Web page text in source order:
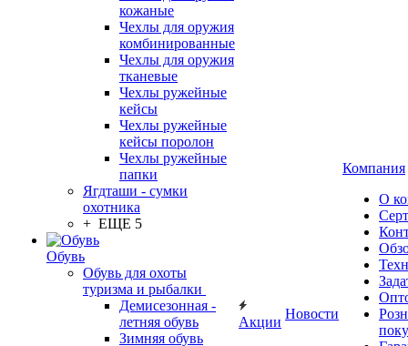
кожаные
Чехлы для оружия
комбинированные
Чехлы для оружия
тканевые
Чехлы ружейные
кейсы
Чехлы ружейные
кейсы поролон
Чехлы ружейные
папки
Ягдташи - сумки
охотника
+ ЕЩЕ 5
Обувь
Обувь для охоты
туризма и рыбалки
Демисезонная -
летняя обувь
Зимняя обувь
Акции
Новости
Компания
О